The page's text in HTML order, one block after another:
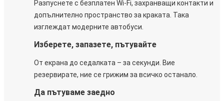
Разпуснете с безплатен Wi-Fi, захранващи контакти и
допълнително пространство за краката. Така
изглеждат модерните автобуси.
Изберете, запазете, пътувайте
От екрана до седалката – за секунди. Вие
резервирате, ние се грижим за всичко останало.
Да пътуваме заедно